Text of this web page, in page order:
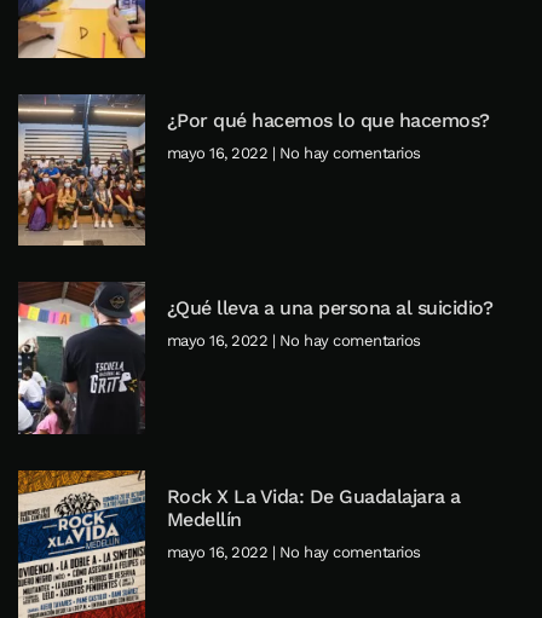
¿Por qué hacemos lo que hacemos?
mayo 16, 2022 No hay comentarios
¿Qué lleva a una persona al suicidio?
mayo 16, 2022 No hay comentarios
Rock X La Vida: De Guadalajara a
Medellín
mayo 16, 2022 No hay comentarios